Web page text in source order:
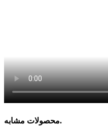
محصولات مشابه.